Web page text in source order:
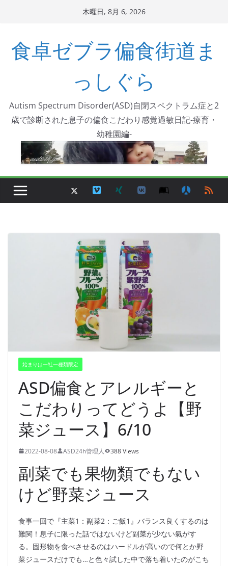
木曜日, 8月 6, 2026
食卓ゼブラ偏食街道ま
っしぐら
Autism Spectrum Disorder(ASD)自閉スペクトラム症と2
歳で診断された息子の偏食こだわり感覚過敏日記-療育・
幼稚園編-
始まりは一社一種類限定
ASD偏食とアレルギーと
こだわりってどうよ【野
菜ジュース】6/10
2022-08-08 ASD24h管理人 388 Views
副菜でも果物類でもない
けど野菜ジュース
食事一回で『主菜1：副菜2：ご飯1』バランス良くするのは
難関！息子に限った話ではないけど副菜が少ない氣がす
る。固形物を食べさせるのはハードルが高いので何とか野
菜ジュースだけでも…と色々試した中で落ち着いたのがこち